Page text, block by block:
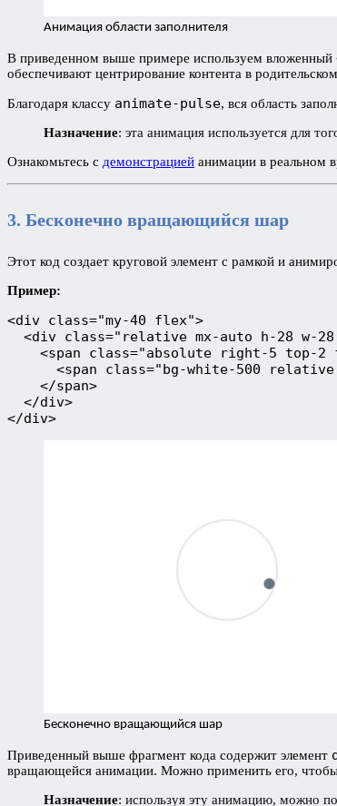
Анимация области заполнителя
В приведенном выше примере используем вложенный
обеспечивают центрирование контента в
Благодаря классу animate-pulse, вся область
Назначение: эта анимация используется для
Ознакомьтесь с демонстрацией анимации в реальном
3. Бесконечно вращающийся шар
Этот код создает круговой элемент с рамкой и
Пример:
<div class="my-40 flex">
<div class="relative mx-auto h-28 w-
<span class="absolute right-5 top-2
<span class="bg-white-500
    </span>
  </div>
</div>
Бесконечно вращающийся шар
Приведенный выше фрагмент кода содержит элемент
вращающейся анимации. Можно применить его, чтобы
Назначение: используя эту анимацию, можно